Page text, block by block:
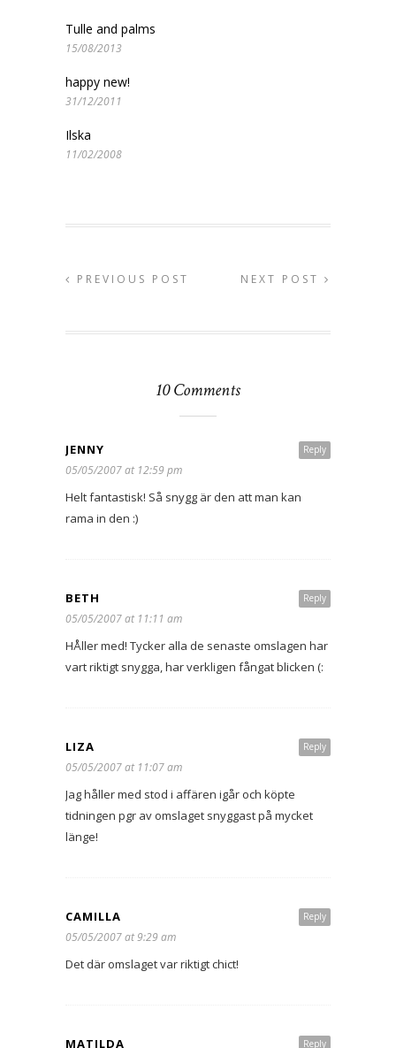
Tulle and palms
15/08/2013
happy new!
31/12/2011
Ilska
11/02/2008
PREVIOUS POST NEXT POST
10 Comments
Reply
JENNY
05/05/2007 at 12:59 pm
Helt fantastisk! Så snygg är den att man kan
rama in den :)
Reply
BETH
05/05/2007 at 11:11 am
HÅller med! Tycker alla de senaste omslagen har
vart riktigt snygga, har verkligen fångat blicken (:
Reply
LIZA
05/05/2007 at 11:07 am
Jag håller med stod i affären igår och köpte
tidningen pgr av omslaget snyggast på mycket
länge!
Reply
CAMILLA
05/05/2007 at 9:29 am
Det där omslaget var riktigt chict!
Reply
MATILDA